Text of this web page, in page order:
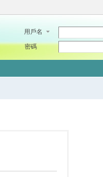
用戶名
密碼